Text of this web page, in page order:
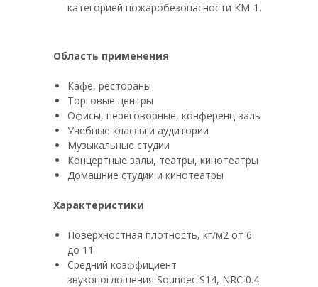
категорией пожаробезопасности КМ-1.
Область применения
Кафе, рестораны
Торговые центры
Офисы, переговорные, конференц-залы
Учебные классы и аудитории
Музыкальные студии
Концертные залы, театры, кинотеатры
Домашние студии и кинотеатры
Характеристики
Поверхностная плотность, кг/м2 от 6
до 11
Средний коэффициент
звукопоглощения Soundec S14, NRC 0.4